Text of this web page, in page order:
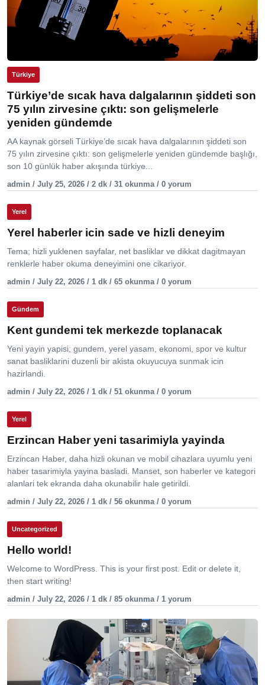
Türkiye
Türkiye’de sıcak hava dalgalarının şiddeti son
75 yılın zirvesine çıktı: son gelişmelerle
yeniden gündemde
AA kaynak görseli Türkiye’de sıcak hava dalgalarının şiddeti son
75 yılın zirvesine çıktı: son gelişmelerle yeniden gündemde başlığı,
son 10 günlük haber akışında türkiye...
admin / July 25, 2026 / 2 dk / 31 okunma / 0 yorum
Yerel
Yerel haberler icin sade ve hizli deneyim
Tema; hizli yuklenen sayfalar, net basliklar ve dikkat dagitmayan
renklerle haber okuma deneyimini one cikariyor.
admin / July 22, 2026 / 1 dk / 65 okunma / 0 yorum
Gündem
Kent gundemi tek merkezde toplanacak
Yeni yayin yapisi; gundem, yerel yasam, ekonomi, spor ve kultur
sanat basliklarini duzenli bir akista okuyucuya sunmak icin
hazirlandi.
admin / July 22, 2026 / 1 dk / 51 okunma / 0 yorum
Yerel
Erzincan Haber yeni tasarimiyla yayinda
Erzincan Haber, daha hizli okunan ve mobil cihazlara uyumlu yeni
haber tasarimiyla yayina basladi. Manset, son haberler ve kategori
alanlari tek ekranda daha okunabilir hale getirildi.
admin / July 22, 2026 / 1 dk / 56 okunma / 0 yorum
Uncategorized
Hello world!
Welcome to WordPress. This is your first post. Edit or delete it,
then start writing!
admin / July 22, 2026 / 1 dk / 85 okunma / 1 yorum